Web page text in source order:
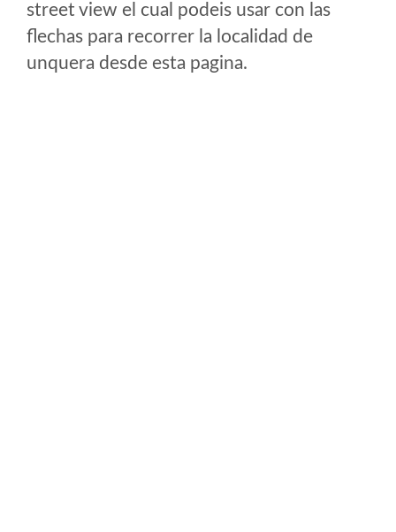
street view el cual podeis usar con las
flechas para recorrer la localidad de
unquera desde esta pagina.